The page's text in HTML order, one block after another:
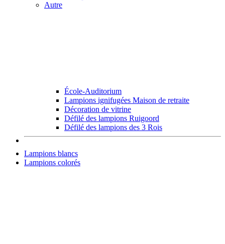
Autre
École-Auditorium
Lampions ignifugées Maison de retraite
Décoration de vitrine
Défilé des lampions Ruigoord
Défilé des lampions des 3 Rois
Lampions blancs
Lampions colorés